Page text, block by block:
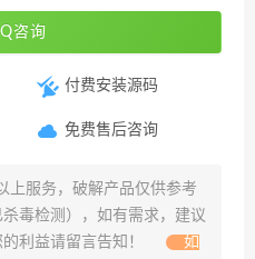
咨询
付费安装源码
免费售后咨询
上服务，破解产品仅供参考
毒检测），如有需求，建议
利益请留言告知！
如